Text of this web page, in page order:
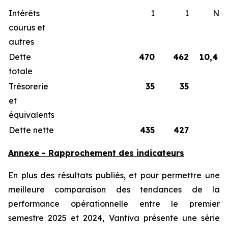
Intérêts
courus et
autres
1 1 N/A
Dette
totale
470 462 10,4 %
Trésorerie
et
équivalents
35 35
Dette nette 435 427
Annexe - Rapprochement des indicateurs
En plus des résultats publiés, et pour permettre une
meilleure comparaison des tendances de la
performance opérationnelle entre le premier
semestre 2025 et 2024, Vantiva présente une série